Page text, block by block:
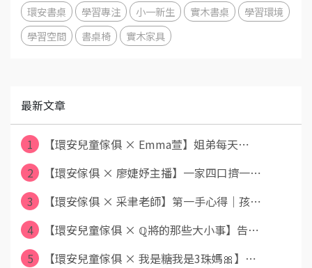
環安書桌
學習專注 小一新生 實木書桌
學習環境
學習空間
書桌椅 實木家具
最新文章
1
【環安兒童傢俱 × Emma萱】姐弟每天⋯
2
【環安傢俱 × 廖婕妤主播】一家四口擠一⋯
3
【環安傢俱 × 采聿老師】第一手心得｜孩⋯
4
【環安兒童傢俱 × ℚ將的那些大小事】告⋯
5
【環安兒童傢俱 × 我是糖我是3珠媽🎀】⋯